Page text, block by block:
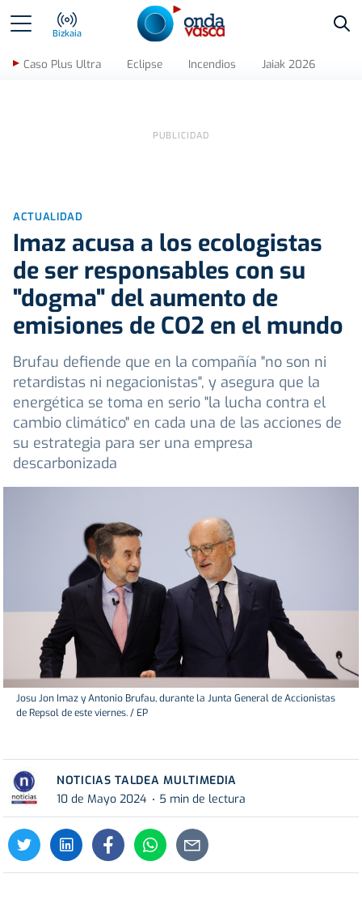
Bizkaia
Caso Plus Ultra Eclipse Incendios Jaiak 2026
ACTUALIDAD
Imaz acusa a los ecologistas
de ser responsables con su
"dogma" del aumento de
emisiones de CO2 en el mundo
Brufau defiende que en la compañía "no son ni
retardistas ni negacionistas", y asegura que la
energética se toma en serio "la lucha contra el
cambio climático" en cada una de las acciones de
su estrategia para ser una empresa
descarbonizada
Josu Jon Imaz y Antonio Brufau, durante la Junta General de Accionistas
de Repsol de este viernes. / EP
NOTICIAS TALDEA MULTIMEDIA
10 de Mayo 2024
5 min de lectura